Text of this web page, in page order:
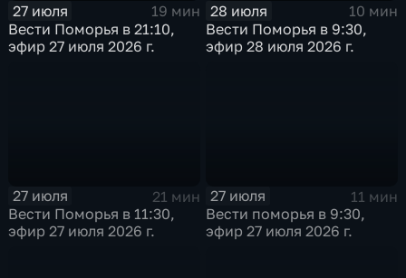
27 июля
19 мин
Вести Поморья в 21:10,
эфир 27 июля 2026 г.
28 июля
10 мин
Вести Поморья в 9:30,
эфир 28 июля 2026 г.
27 июля
21 мин
Вести Поморья в 11:30,
эфир 27 июля 2026 г.
27 июля
11 мин
Вести поморья в 9:30,
эфир 27 июля 2026 г.